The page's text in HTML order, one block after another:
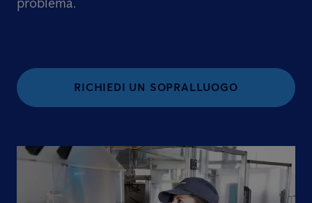
RICHIEDI UN SOPRALLUOGO